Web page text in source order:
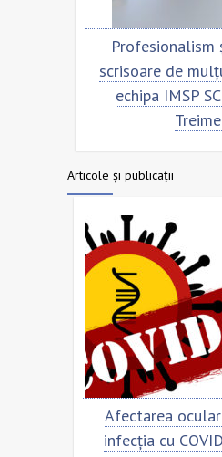
Profesionalism
scrisoare de
echipa IMSP
Articole și publicații
Afectarea
infecția cu